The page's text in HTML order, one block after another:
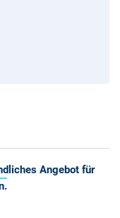
Angebot für